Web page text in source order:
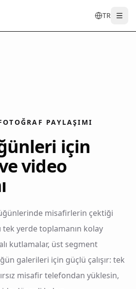
TR
entrdees
PAYLAŞIMI
için
video
misafirlerin çektiği
yerde toplamanın kolay
kutlamalar, üst segment
galerileri için güçlü çalışır: tek
misafir telefondan yüklesin,